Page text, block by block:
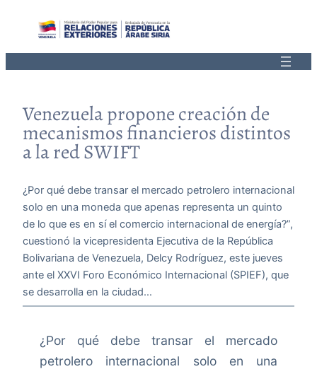
Venezuela propone creación de
mecanismos financieros distintos
a la red SWIFT
¿Por qué debe transar el mercado petrolero internacional
solo en una moneda que apenas representa un quinto
de lo que es en sí el comercio internacional de energía?”,
cuestionó la vicepresidenta Ejecutiva de la República
Bolivariana de Venezuela, Delcy Rodríguez, este jueves
ante el XXVI Foro Económico Internacional (SPIEF), que
se desarrolla en la ciudad…
¿Por qué debe transar el mercado
petrolero internacional solo en una